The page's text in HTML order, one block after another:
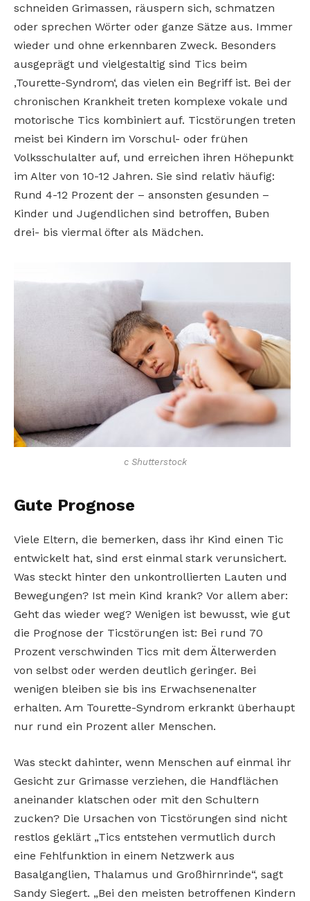
schneiden Grimassen, räuspern sich, schmatzen
oder sprechen Wörter oder ganze Sätze aus. Immer
wieder und ohne erkennbaren Zweck. Besonders
ausgeprägt und vielgestaltig sind Tics beim
‚Tourette-Syndrom‘, das vielen ein Begriff ist. Bei der
chronischen Krankheit treten komplexe vokale und
motorische Tics kombiniert auf. Ticstörungen treten
meist bei Kindern im Vorschul- oder frühen
Volksschulalter auf, und erreichen ihren Höhepunkt
im Alter von 10-12 Jahren. Sie sind relativ häufig:
Rund 4-12 Prozent der – ansonsten gesunden –
Kinder und Jugendlichen sind betroffen, Buben
drei- bis viermal öfter als Mädchen.
c Shutterstock
Gute Prognose
Viele Eltern, die bemerken, dass ihr Kind einen Tic
entwickelt hat, sind erst einmal stark verunsichert.
Was steckt hinter den unkontrollierten Lauten und
Bewegungen? Ist mein Kind krank? Vor allem aber:
Geht das wieder weg? Wenigen ist bewusst, wie gut
die Prognose der Ticstörungen ist: Bei rund 70
Prozent verschwinden Tics mit dem Älterwerden
von selbst oder werden deutlich geringer. Bei
wenigen bleiben sie bis ins Erwachsenenalter
erhalten. Am Tourette-Syndrom erkrankt überhaupt
nur rund ein Prozent aller Menschen.
Was steckt dahinter, wenn Menschen auf einmal ihr
Gesicht zur Grimasse verziehen, die Handflächen
aneinander klatschen oder mit den Schultern
zucken? Die Ursachen von Ticstörungen sind nicht
restlos geklärt „Tics entstehen vermutlich durch
eine Fehlfunktion in einem Netzwerk aus
Basalganglien, Thalamus und Großhirnrinde“, sagt
Sandy Siegert. „Bei den meisten betroffenen Kindern